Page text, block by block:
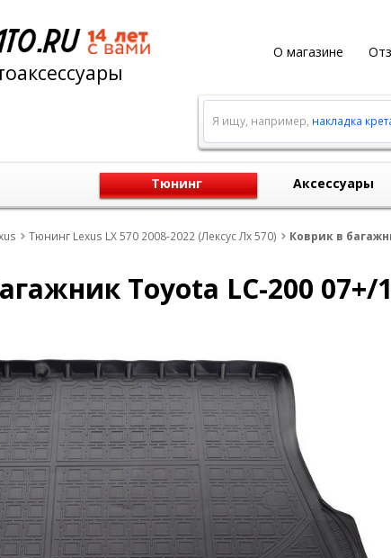
О магазине
Я ищу, например, накладка
Тюнинг Аксессуары
Тюнинг Lexus LX 570 2008-2022 (Лексус Лх 570) Коврик в
Toyota LC-200